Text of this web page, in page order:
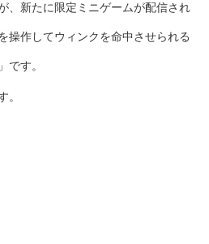
、新たに限定ミニゲームが配信され
操作してウィンクを命中させられる
です。
。